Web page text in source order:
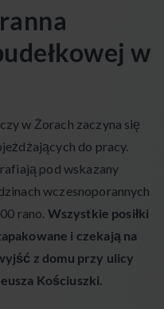
w
w Żorach zaczyna się
do pracy.
pod wskazany
wczesnoporannych
rano. Wszystkie posiłki
i czekają na
z domu przy ulicy
Kościuszki.